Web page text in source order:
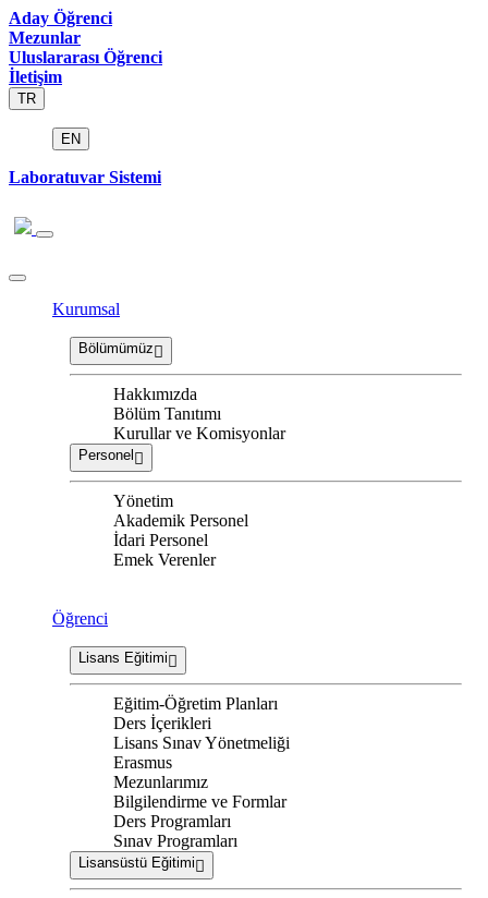
Aday Öğrenci
Mezunlar
Uluslararası Öğrenci
İletişim
TR
EN
Laboratuvar Sistemi
Kurumsal
Bölümümüz
Hakkımızda
Bölüm Tanıtımı
Kurullar ve Komisyonlar
Personel
Yönetim
Akademik Personel
İdari Personel
Emek Verenler
Öğrenci
Lisans Eğitimi
Eğitim-Öğretim Planları
Ders İçerikleri
Lisans Sınav Yönetmeliği
Erasmus
Mezunlarımız
Bilgilendirme ve Formlar
Ders Programları
Sınav Programları
Lisansüstü Eğitimi